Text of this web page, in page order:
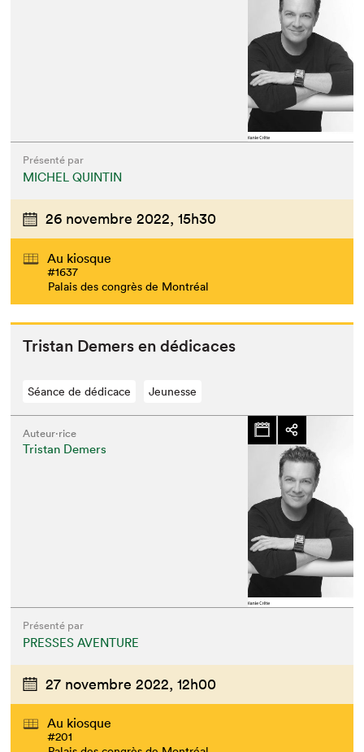
Présenté par
MICHEL QUINTIN
26 novembre 2022, 15h30
Au kiosque
#1637
Palais des congrès de Montréal
Tris­tan Demers en dédicaces
Séance de dédicace Jeunesse
Auteur·rice
Tristan Demers
Présenté par
PRESSES AVENTURE
27 novembre 2022, 12h00
Au kiosque
#201